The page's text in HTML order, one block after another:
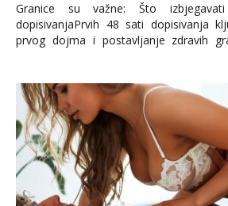
Granice su važne: Što
dopisivanjaPrvih 48 sati dopisivanja
prvog dojma i postavljanje zdravih
Važno je izbjeći prebrzo
informacija, jer nepoznata osoba
povjerenje. Takođe...